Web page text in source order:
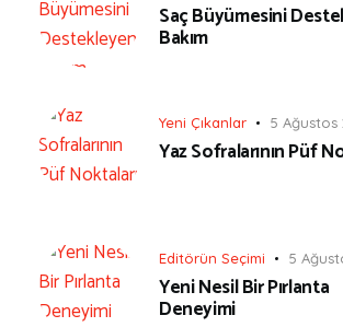
Saç Büyümesini
Bakım
Yeni Çıkanlar 5 Ağustos
Yaz Sofralarının Püf
Editörün Seçimi 5
Yeni Nesil Bir Pırlanta
Deneyimi